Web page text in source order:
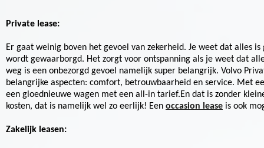
Private lease:
Er gaat weinig boven het gevoel van zekerheid. Je weet dat alles
wordt gewaarborgd. Het zorgt voor ontspanning als je weet dat
weg is een onbezorgd gevoel namelijk super belangrijk. Volvo
belangrijke aspecten: comfort, betrouwbaarheid en service. Met
een gloednieuwe wagen met een all-in tarief.En dat is zonder
kosten, dat is namelijk wel zo eerlijk! Een occasion lease is ook
Zakelijk leasen: